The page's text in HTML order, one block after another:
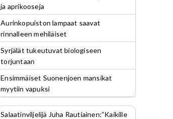
ja aprikooseja
Aurinkopuiston lampaat saavat
rinnalleen mehiläiset
Syrjälät tukeutuvat biologiseen
torjuntaan
Ensimmäiset Suonenjoen mansikat
myytiin vapuksi
Salaatinviljelijä Juha Rautiainen:”Kaikille